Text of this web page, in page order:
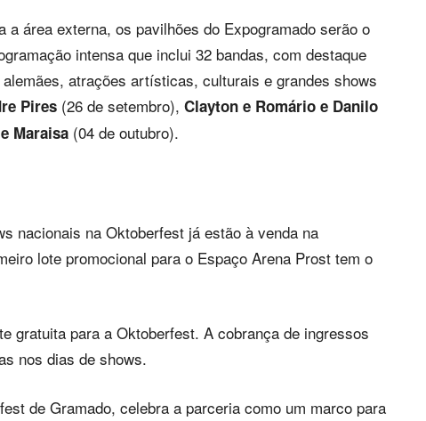
a área externa, os pavilhões do Expogramado serão o
intensa que inclui 32 bandas, com destaque
atrações artísticas, culturais e grandes shows
Pires (26 de setembro), Clayton e Romário e Danilo
Maraisa (04 de outubro).
nacionais na Oktoberfest já estão à venda na
lote promocional para o Espaço Arena Prost tem o
gratuita para a Oktoberfest. A cobrança de ingressos
nos dias de shows.
de Gramado, celebra a parceria como um marco para